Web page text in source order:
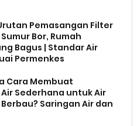
Pemasangan Filter
Bor, Rumah
Bagus | Standar Air
Permenkes
Cara Membuat
Sederhana untuk Air
Saringan Air dan